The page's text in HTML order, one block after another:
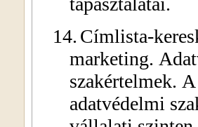
14.Címlista-
marketing.
szakértelmek.
adatvédelmi